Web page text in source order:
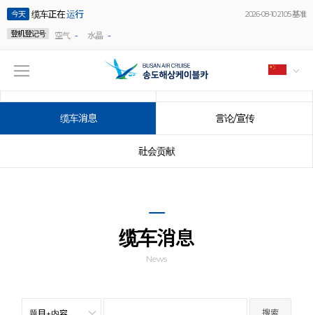
今天 缆车正在运行
2026-08-10 21:05 基准
登机登记号
空气 - 水晶 -
缆车消息 言论/宣传
社会贡献
缆车消息
News